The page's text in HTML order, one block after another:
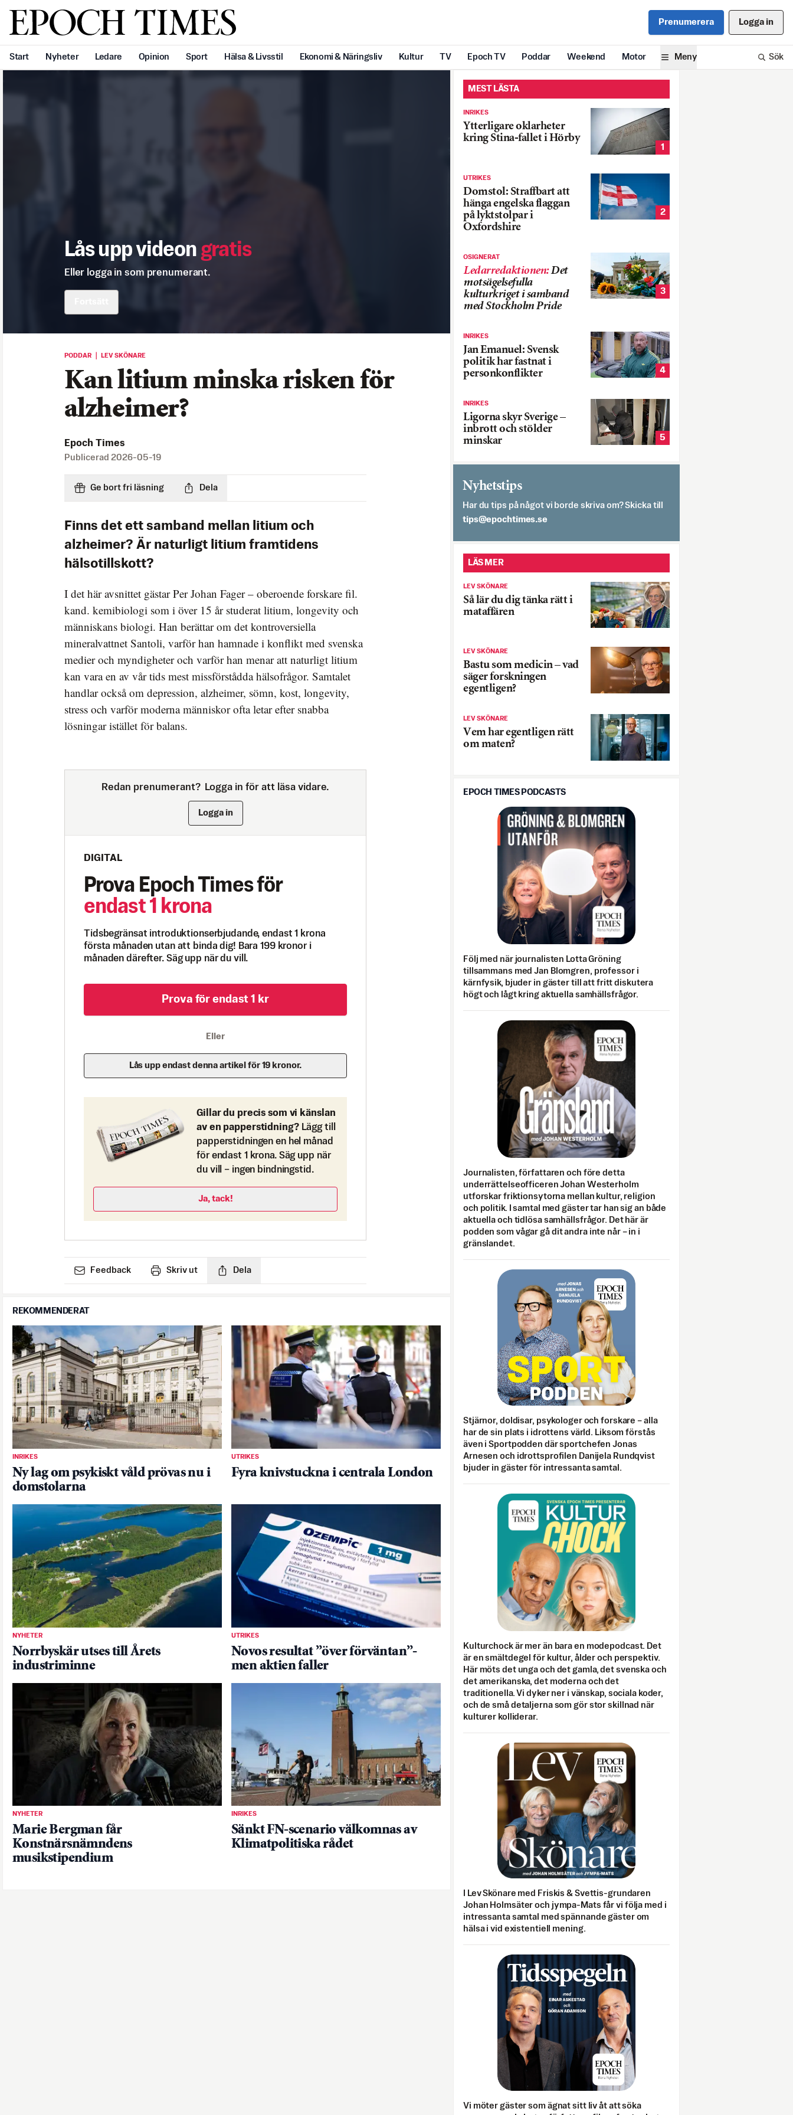
Svenska Epoch Times Prenumerera Logga in
Start Nyheter Ledare Opinion Sport Hälsa & Livsstil Ekonomi & Näringsliv Kultur TV Epoch TV Poddar Weekend Motor Meny Sök
Lås upp videon gratis
Eller logga in som prenumerant.
PODDAR ｜ LEV SKÖNARE
Kan litium minska risken för
alzheimer?
Epoch Times
Publicerad 2026-05-19
Ge bort fri läsning Dela
Finns det ett samband mellan litium och
alzheimer? Är naturligt litium framtidens
hälsotillskott?
I det här avsnittet gästar Per Johan Fager – oberoende forskare fil.
kand. kemibiologi som i över 15 år studerat litium, longevity och
människans biologi. Han berättar om det kontroversiella
mineralvattnet Santoli, varför han hamnade i konflikt med svenska
medier och myndigheter och varför han menar att naturligt litium
kan vara en av vår tids mest missförstådda hälsofrågor. Samtalet
handlar också om depression, alzheimer, sömn, kost, longevity,
stress och varför moderna människor ofta letar efter snabba
lösningar istället för balans.
Redan prenumerant? Logga in för att läsa vidare.
Logga in
DIGITAL
Prova Epoch Times för
endast 1 krona
Tidsbegränsat introduktionserbjudande, endast 1 krona
första månaden utan att binda dig! Bara 199 kronor i
månaden därefter. Säg upp när du vill.
Prova för endast 1 kr
Eller
Lås upp endast denna artikel för 19 kronor.
Gillar du precis som vi känslan
av en papperstidning? Lägg till
papperstidningen en hel månad
för endast 1 krona. Säg upp när
du vill – ingen bindningstid.
Ja, tack!
Feedback Skriv ut Dela
REKOMMENDERAT
INRIKES
Ny lag om psykiskt våld prövas nu i
domstolarna
UTRIKES
Fyra knivstuckna i centrala London
NYHETER
Norrbyskär utses till Årets
industriminne
UTRIKES
Novos resultat ”över förväntan”-
men aktien faller
NYHETER
Marie Bergman får
Konstnärsnämndens
musikstipendium
INRIKES
Sänkt FN-scenario välkomnas av
Klimatpolitiska rådet
MEST LÄSTA
INRIKES
Ytterligare oklarheter
kring Stina-fallet i Hörby
1
UTRIKES
Domstol: Straffbart att
hänga engelska flaggan
på lyktstolpar i
Oxfordshire
2
OSIGNERAT
Ledarredaktionen:Det
motsägelsefulla
kulturkriget i samband
med Stockholm Pride
3
INRIKES
Jan Emanuel: Svensk
politik har fastnat i
personkonflikter
4
INRIKES
Ligorna skyr Sverige –
inbrott och stölder
minskar
5
Nyhetstips
Har du tips på något vi borde skriva om? Skicka till
es.semithcope@spit
LÄS MER
LEV SKÖNARE
Så lär du dig tänka rätt i
mataffären
LEV SKÖNARE
Bastu som medicin – vad
säger forskningen
egentligen?
LEV SKÖNARE
Vem har egentligen rätt
om maten?
EPOCH TIMES PODCASTS
Följ med när journalisten Lotta Gröning
tillsammans med Jan Blomgren, professor i
kärnfysik, bjuder in gäster till att fritt diskutera
högt och lågt kring aktuella samhällsfrågor.
Journalisten, författaren och före detta
underrättelseofficeren Johan Westerholm
utforskar friktionsytorna mellan kultur, religion
och politik. I samtal med gäster tar han sig an både
aktuella och tidlösa samhällsfrågor. Det här är
podden som vågar gå dit andra inte når – in i
gränslandet.
Stjärnor, doldisar, psykologer och forskare – alla
har de sin plats i idrottens värld. Liksom förstås
även i Sportpodden där sportchefen Jonas
Arnesen och idrottsprofilen Danijela Rundqvist
bjuder in gäster för intressanta samtal.
Kulturchock är mer än bara en modepodcast. Det
är en smältdegel för kultur, ålder och perspektiv.
Här möts det unga och det gamla, det svenska och
det amerikanska, det moderna och det
traditionella. Vi dyker ner i vänskap, sociala koder,
och de små detaljerna som gör stor skillnad när
kulturer kolliderar.
I Lev Skönare med Friskis & Svettis-grundaren
Johan Holmsäter och jympa-Mats får vi följa med i
intressanta samtal med spännande gäster om
hälsa i vid existentiell mening.
Vi möter gäster som ägnat sitt liv åt att söka